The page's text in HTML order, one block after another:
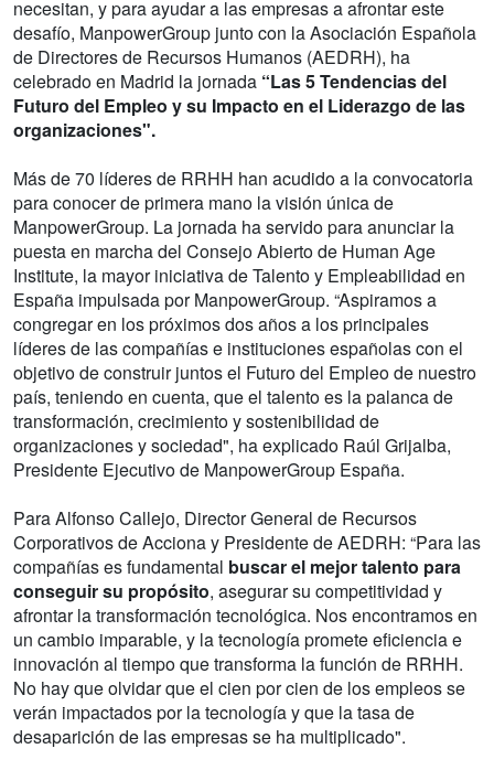
necesitan, y para ayudar a las empresas a afrontar este
desafío, ManpowerGroup junto con la Asociación Española
de Directores de Recursos Humanos (AEDRH), ha
celebrado en Madrid la jornada “Las 5 Tendencias del
Futuro del Empleo y su Impacto en el Liderazgo de las
organizaciones".
Más de 70 líderes de RRHH han acudido a la convocatoria
para conocer de primera mano la visión única de
ManpowerGroup. La jornada ha servido para anunciar la
puesta en marcha del Consejo Abierto de Human Age
Institute, la mayor iniciativa de Talento y Empleabilidad en
España impulsada por ManpowerGroup. “Aspiramos a
congregar en los próximos dos años a los principales
líderes de las compañías e instituciones españolas con el
objetivo de construir juntos el Futuro del Empleo de nuestro
país, teniendo en cuenta, que el talento es la palanca de
transformación, crecimiento y sostenibilidad de
organizaciones y sociedad", ha explicado Raúl Grijalba,
Presidente Ejecutivo de ManpowerGroup España.
Para Alfonso Callejo, Director General de Recursos
Corporativos de Acciona y Presidente de AEDRH: “Para las
compañías es fundamental buscar el mejor talento para
conseguir su propósito, asegurar su competitividad y
afrontar la transformación tecnológica. Nos encontramos en
un cambio imparable, y la tecnología promete eficiencia e
innovación al tiempo que transforma la función de RRHH.
No hay que olvidar que el cien por cien de los empleos se
verán impactados por la tecnología y que la tasa de
desaparición de las empresas se ha multiplicado".